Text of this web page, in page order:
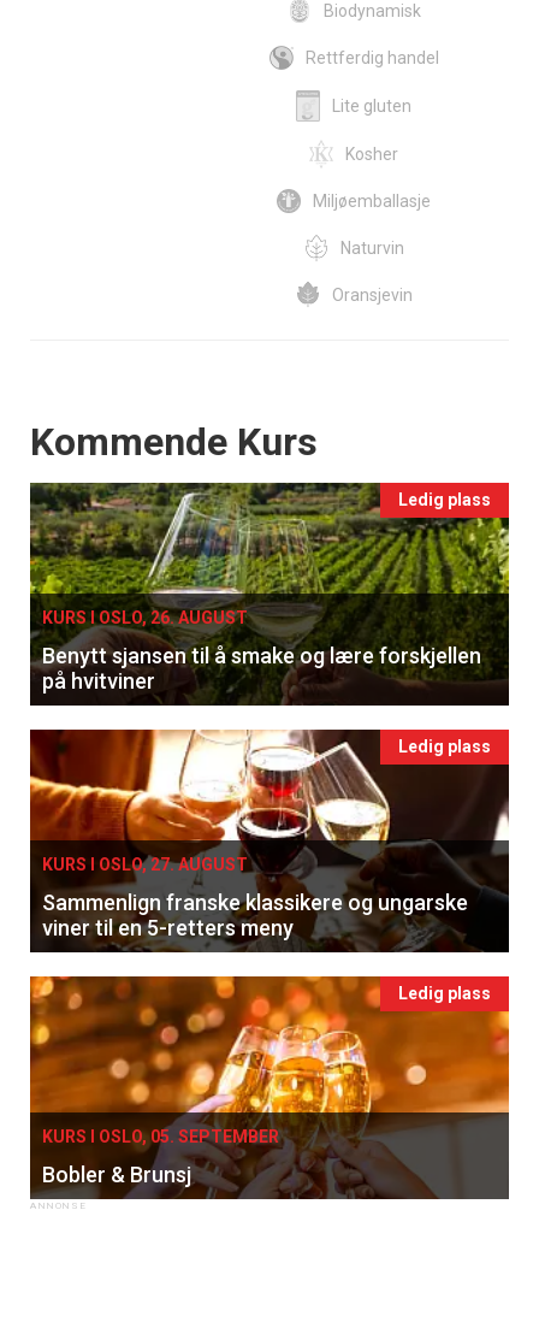
Biodynamisk
Rettferdig handel
Lite gluten
Kosher
Miljøemballasje
Naturvin
Oransjevin
Events
Kommende Kurs
Ledig plass
KURS I OSLO, 26. AUGUST
Benytt sjansen til å smake og lære forskjellen
på hvitviner
Ledig plass
KURS I OSLO, 27. AUGUST
Sammenlign franske klassikere og ungarske
viner til en 5-retters meny
Ledig plass
KURS I OSLO, 05. SEPTEMBER
Bobler & Brunsj